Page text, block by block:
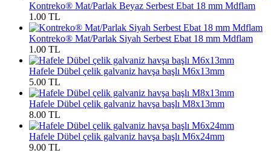
Kontreko® Mat/Parlak Beyaz Serbest Ebat 18 mm Mdflam
1.00 TL
Kontreko® Mat/Parlak Siyah Serbest Ebat 18 mm Mdflam
1.00 TL
Hafele Dübel çelik galvaniz havşa başlı M6x13mm
5.00 TL
Hafele Dübel çelik galvaniz havşa başlı M8x13mm
8.00 TL
Hafele Dübel çelik galvaniz havşa başlı M6x24mm
9.00 TL